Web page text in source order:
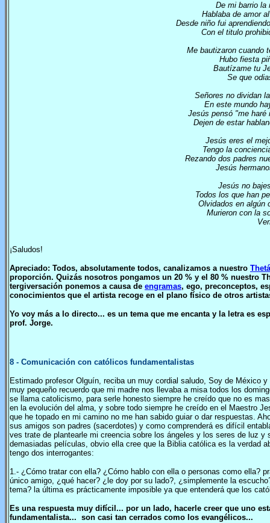
De mi barrio la
Hablaba de amor
Desde niño fui
Con el titulo
Me bautizaron cuando
Hubo fiesta
Bautízame tu
Se que
Señores no dividan
En este mundo
Jesús pensó "me haré
Dejen de estar
Jesús eres el
Tengo la
Rezando dos padres
Jesús
Jesús no
Todos los que han
Olvidados en algún
Murieron con la
¡Saludos!
Apreciado: Todos, absolutamente todos, canalizamos a nuestro
proporción. Quizás nosotros pongamos un 20 % y el 80 % nuestro
tergiversación ponemos a causa de engramas, ego, preconceptos,
conocimientos que el artista recoge en el plano físico de otros
Yo voy más a lo directo... es un tema que me encanta y la letra es
prof. Jorge.
8 - Comunicación con católicos fundamentalistas
Estimado profesor Olguín, reciba un muy cordial saludo, Soy de México
muy pequeño recuerdo que mi madre nos llevaba a misa todos los
se llama catolicismo, para serle honesto siempre he creído que no es
en la evolución del alma, y sobre todo siempre he creído en el Maestro
que he topado en mi camino no me han sabido guiar o dar respuestas.
sus amigos son padres (sacerdotes) y como comprenderá es difícil
ves trate de plantearle mi creencia sobre los ángeles y los seres de luz
demasiadas películas, obvio ella cree que la Biblia católica es la verdad
tengo dos interrogantes:
1.- ¿Cómo tratar con ella? ¿Cómo hablo con ella o personas como ella?
único amigo, ¿qué hacer? ¿le doy por su lado?, ¿simplemente la
tema? la última es prácticamente imposible ya que entenderá que los
Es una respuesta muy difícil... por un lado, hacerle creer que uno
fundamentalista... son casi tan cerrados como los evangélicos...